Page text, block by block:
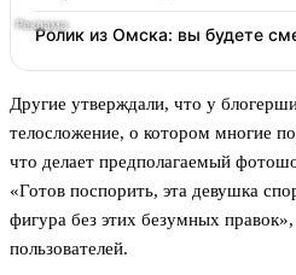
Ролик из Омска: вы будете
Другие утверждали, что у
телосложение, о котором многие
что делает предполагаемый
«Готов поспорить, эта девушка
фигура без этих безумных
пользователей.